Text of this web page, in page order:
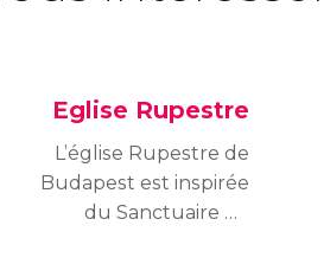
Eglise Rupestre
L’église Rupestre de
Budapest est inspirée
du Sanctuaire de